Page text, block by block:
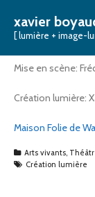
xavier
[ lumière + image-
FUCKING
Posted on 8 mai 2004
Mise en scène:
Création lumière:
Maison Folie de
Arts vivants
Création lumière